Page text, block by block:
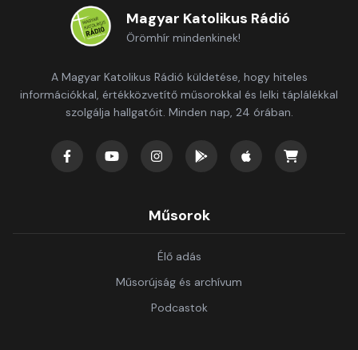
Magyar Katolikus Rádió
Örömhír mindenkinek!
A Magyar Katolikus Rádió küldetése, hogy hiteles
információkkal, értékközvetítő műsorokkal és lelki táplálékkal
szolgálja hallgatóit. Minden nap, 24 órában.
Műsorok
Élő adás
Műsorújság és archívum
Podcastok